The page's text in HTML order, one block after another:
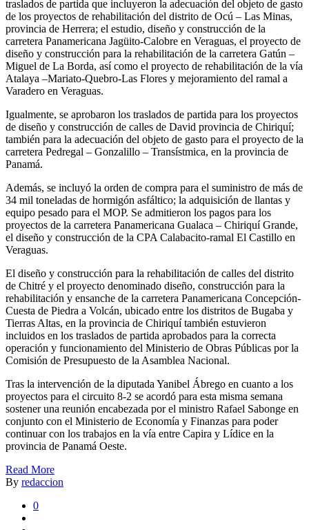
traslados de partida que incluyeron la adecuación del objeto de gasto
de los proyectos de rehabilitación del distrito de Ocú – Las Minas,
provincia de Herrera; el estudio, diseño y construcción de la
carretera Panamericana Jagüito-Calobre en Veraguas, el proyecto de
diseño y construcción para la rehabilitación de la carretera Gatún –
Miguel de La Borda, así como el proyecto de rehabilitación de la vía
Atalaya –Mariato-Quebro-Las Flores y mejoramiento del ramal a
Varadero en Veraguas.
Igualmente, se aprobaron los traslados de partida para los proyectos
de diseño y construcción de calles de David provincia de Chiriquí;
también para la adecuación del objeto de gasto para el proyecto de la
carretera Pedregal – Gonzalillo – Transístmica, en la provincia de
Panamá.
Además, se incluyó la orden de compra para el suministro de más de
34 mil toneladas de hormigón asfáltico; la adquisición de llantas y
equipo pesado para el MOP. Se admitieron los pagos para los
proyectos de la carretera Panamericana Gualaca – Chiriquí Grande,
el diseño y construcción de la CPA Calabacito-ramal El Castillo en
Veraguas.
El diseño y construcción para la rehabilitación de calles del distrito
de Chitré y el proyecto denominado diseño, construcción para la
rehabilitación y ensanche de la carretera Panamericana Concepción-
Cuesta de Piedra a Volcán, ubicado entre los distritos de Bugaba y
Tierras Altas, en la provincia de Chiriquí también estuvieron
incluidos en los traslados de partida aprobados para la correcta
operación y funcionamiento del Ministerio de Obras Públicas por la
Comisión de Presupuesto de la Asamblea Nacional.
Tras la intervención de la diputada Yanibel Ábrego en cuanto a los
proyectos para el circuito 8-2 se acordó para esta misma semana
sostener una reunión encabezada por el ministro Rafael Sabonge en
conjunto con el Ministerio de Economía y Finanzas para poder
continuar con los trabajos en la vía entre Capira y Lídice en la
provincia de Panamá Oeste.
Read More
By redaccion
0